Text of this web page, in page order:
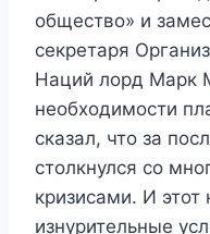
общество» и
секретаря
Наций лорд Марк
необходимости
сказал, что за
столкнулся со
кризисами. И
изнурительные